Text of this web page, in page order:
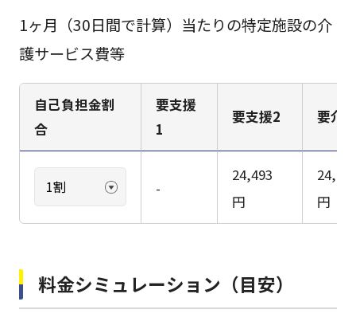
1ヶ月（30日間で計算）当たりの特定施設の介
護サービス費等
自己負担金割
合
要支援
1
要支援2 要介
-
24,493
円
円
料金シミュレーション（目安）